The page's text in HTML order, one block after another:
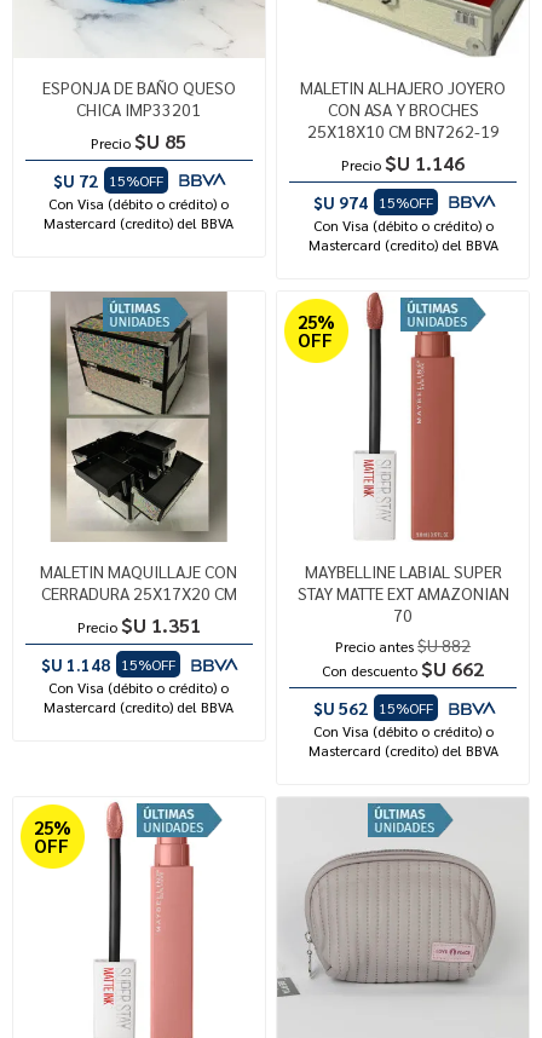
ESPONJA DE BAÑO QUESO
CHICA IMP33201
Precio $U 85
$U 72
15%OFF
Con Visa (débito o crédito) o
Mastercard (credito) del BBVA
MALETIN ALHAJERO JOYERO
CON ASA Y BROCHES
25X18X10 CM BN7262-19
Precio $U 1.146
$U 974
15%OFF
Con Visa (débito o crédito) o
Mastercard (credito) del BBVA
MALETIN MAQUILLAJE CON
CERRADURA 25X17X20 CM
Precio $U 1.351
$U 1.148
15%OFF
Con Visa (débito o crédito) o
Mastercard (credito) del BBVA
25%
OFF
MAYBELLINE LABIAL SUPER
STAY MATTE EXT AMAZONIAN
70
Precio antes$U 882
Con descuento $U 662
$U 562
15%OFF
Con Visa (débito o crédito) o
Mastercard (credito) del BBVA
25%
OFF